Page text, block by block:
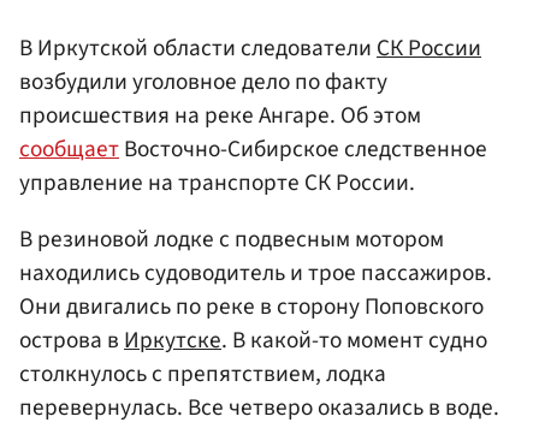
В Иркутской области следователиСК России
возбудили уголовное дело по факту
происшествия на реке Ангаре. Об этом
сообщаетВосточно-Сибирское следственное
управление на транспорте СК России.
В резиновой лодке с подвесным мотором
находились судоводитель и трое пассажиров.
Они двигались по реке в сторону Поповского
острова вИркутске. В какой-то момент судно
столкнулось с препятствием, лодка
перевернулась. Все четверо оказались в воде.